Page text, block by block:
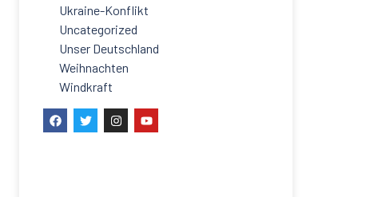
Ukraine-Konflikt
Uncategorized
Unser Deutschland
Weihnachten
Windkraft